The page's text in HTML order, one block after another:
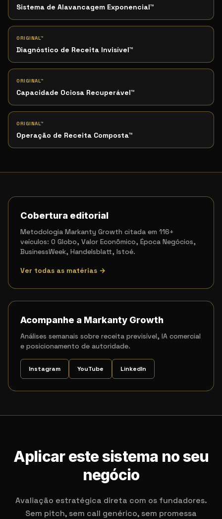
Sistema de Alavancagem Exponencial™
ORIGINAL™
Diagnóstico de Receita Invisível™
ORIGINAL™
Capacidade Ociosa Recuperável™
ORIGINAL™
Operação de Receita Composta™
Cobertura editorial
Metodologia Markanty Growth citada em 116+
veículos: O Globo, Valor Econômico, Época Negócios,
BusinessWeek, Handelsblatt, Istoé.
Ver todas as matérias →
Acompanhe a Markanty Growth
Análises semanais sobre receita previsível, IA comercial
e posicionamento de autoridade.
Instagram YouTube LinkedIn
Aplicar este sistema no seu
negócio
Avaliação estratégica direta com os fundadores.
Sem pitch, sem call genérico, sem promessa